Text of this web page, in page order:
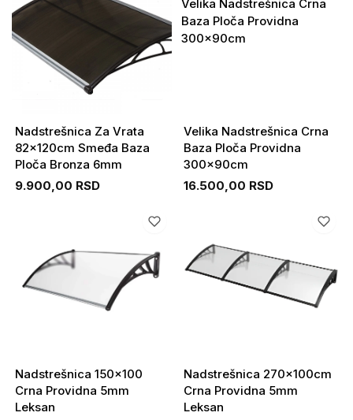
Nadstrešnica Za Vrata
82x120cm Smeđa Baza
Ploča Bronza 6mm
9.900,00 RSD
Velika Nadstrešnica Crna
Baza Ploča Providna
300x90cm
16.500,00 RSD
Nadstrešnica 150x100
Crna Providna 5mm
Leksan
Nadstrešnica 270x100cm
Crna Providna 5mm
Leksan